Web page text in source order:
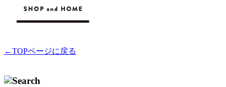
←TOPページに戻る